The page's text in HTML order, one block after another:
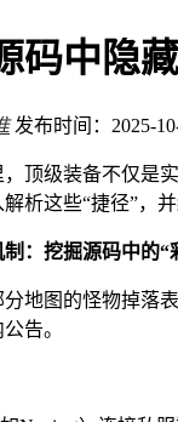
码中隐
发布时间：2025-
顶级装备不仅是
析这些“捷径”，
：挖掘源码中的“
地图的怪物掉落
告。